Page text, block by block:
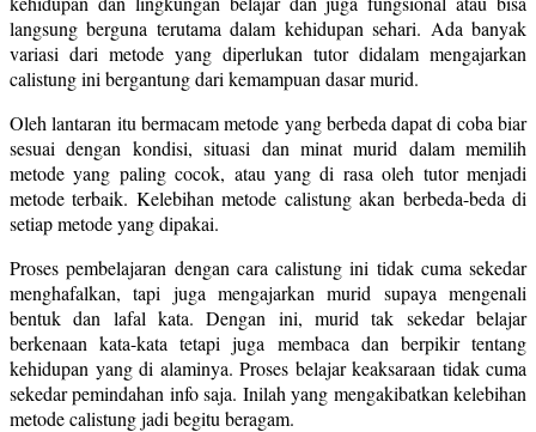
langsung berguna terutama dalam kehidupan sehari. Ada banyak
variasi dari metode yang diperlukan tutor didalam mengajarkan
calistung ini bergantung dari kemampuan dasar murid.
Oleh lantaran itu bermacam metode yang berbeda dapat di coba biar
sesuai dengan kondisi, situasi dan minat murid dalam memilih
metode yang paling cocok, atau yang di rasa oleh tutor menjadi
metode terbaik. Kelebihan metode calistung akan berbeda-beda di
setiap metode yang dipakai.
Proses pembelajaran dengan cara calistung ini tidak cuma sekedar
menghafalkan, tapi juga mengajarkan murid supaya mengenali
bentuk dan lafal kata. Dengan ini, murid tak sekedar belajar
berkenaan kata-kata tetapi juga membaca dan berpikir tentang
kehidupan yang di alaminya. Proses belajar keaksaraan tidak cuma
sekedar pemindahan info saja. Inilah yang mengakibatkan kelebihan
metode calistung jadi begitu beragam.